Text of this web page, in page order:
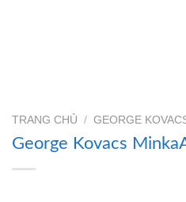
TRANG CHỦ / GEORGE
George Kovacs